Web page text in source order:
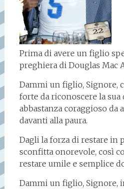
Prima di avere un figlio
preghiera di Douglas Mac
Dammi un figlio, Signore,
forte da riconoscere la sua
abbastanza coraggioso da
davanti alla paura.
Dagli la forza di restare in
sconfitta onorevole, così
restare umile e semplice
Dammi un figlio, Signore,